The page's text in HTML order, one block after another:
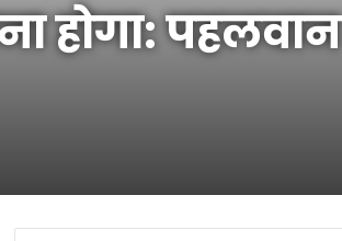
होगा: पहलवान